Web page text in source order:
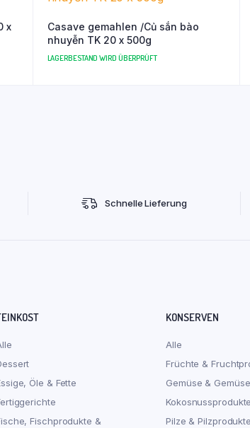
x
Casave gemahlen /Củ sắn bào
nhuyễn TK 20 x 500g
LAGERBESTAND WIRD ÜBERPRÜFT
Schnelle Lieferung
Öle & Fette
Fischprodukte &
KONSERVEN
Alle
Früchte &
Gemüse &
Kokosnussprodukte
Pilze & Pilzprodukte